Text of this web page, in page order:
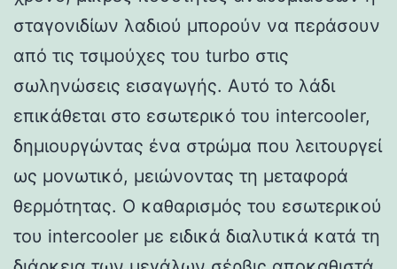
σταγονιδίων λαδιού μπορούν να περάσουν
από τις τσιμούχες του turbo στις
σωληνώσεις εισαγωγής. Αυτό το λάδι
επικάθεται στο εσωτερικό του intercooler,
δημιουργώντας ένα στρώμα που λειτουργεί
ως μονωτικό, μειώνοντας τη μεταφορά
θερμότητας. Ο καθαρισμός του εσωτερικού
του intercooler με ειδικά διαλυτικά κατά τη